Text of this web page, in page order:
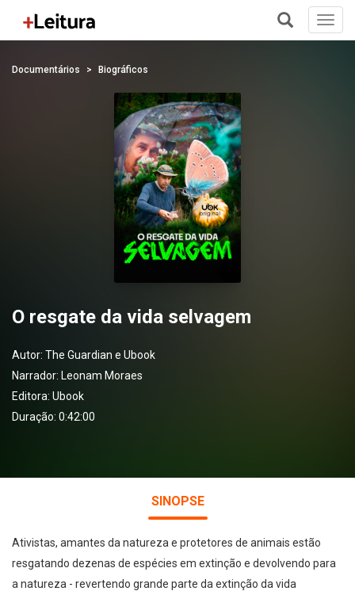
Documentários Biográficos
O resgate da vida selvagem
Autor: The Guardian e Ubook
Narrador: Leonam Moraes
Editora: Ubook
Duração: 0:42:00
SINOPSE
Ativistas, amantes da natureza e protetores de animais estão
resgatando dezenas de espécies em extinção e devolvendo para
a natureza - revertendo grande parte da extinção da vida